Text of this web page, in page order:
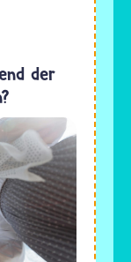
der